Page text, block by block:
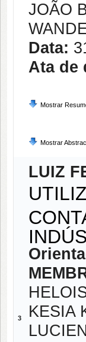
JOÃO
Data:
Ata de
Mostrar
Mostrar
3
LUIZ
KESIA